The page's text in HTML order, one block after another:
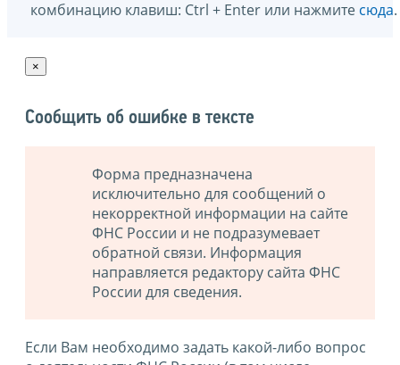
комбинацию клавиш: Ctrl + Enter или нажмите сюда.
×
Сообщить об ошибке в тексте
Форма предназначена
исключительно для сообщений о
некорректной информации на сайте
ФНС России и не подразумевает
обратной связи. Информация
направляется редактору сайта ФНС
России для сведения.
Если Вам необходимо задать какой-либо вопрос